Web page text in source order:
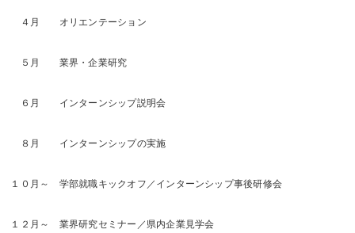
４月 オリエンテーション
５月 業界・企業研究
６月 インターンシップ説明会
８月 インターンシップの実施
１０月～ 学部就職キックオフ／インターンシップ事後研修会
１２月～ 業界研究セミナー／県内企業見学会